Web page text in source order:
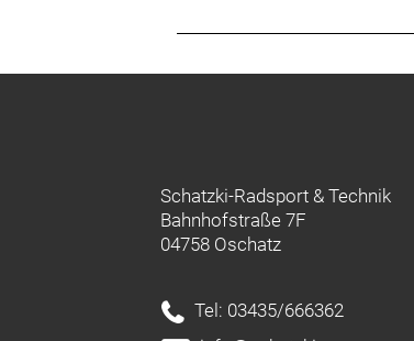
Schatzki-Radsport & Technik
Bahnhofstraße 7F
04758 Oschatz
Tel: 03435/666362